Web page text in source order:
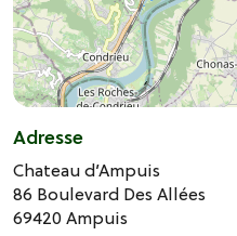
Adresse
Chateau d’Ampuis
86 Boulevard Des Allées
69420Ampuis